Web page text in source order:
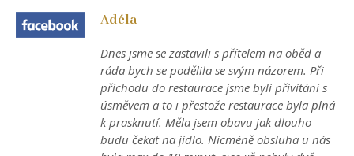
Adéla
Dnes jsme se zastavili s přítelem na oběd a
ráda bych se podělila se svým názorem. Při
příchodu do restaurace jsme byli přivítání s
úsměvem a to i přestože restaurace byla plná
k prasknutí. Měla jsem obavu jak dlouho
budu čekat na jídlo. Nicméně obsluha u nás